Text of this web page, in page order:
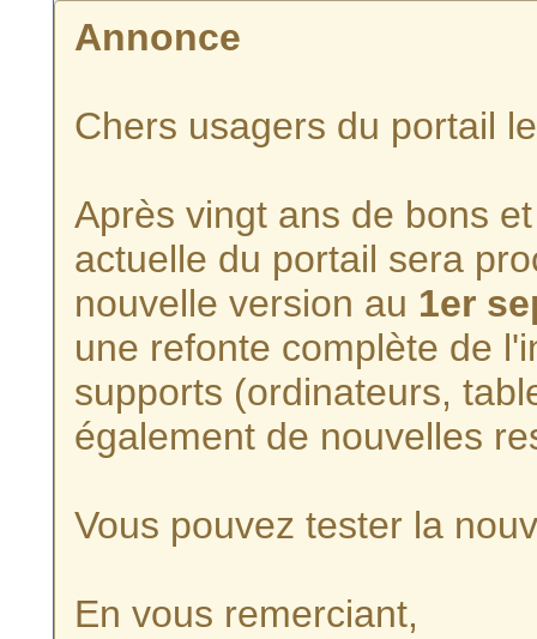
Annonce
Chers usagers du portail
Après vingt ans de bons
actuelle du portail sera
nouvelle version au 1er
une refonte complète de
supports (ordinateurs,
également de nouvelles
Vous pouvez tester la
En vous remerciant,